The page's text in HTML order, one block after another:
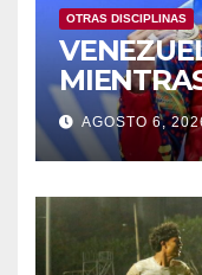
OTRAS DISCIPLINAS
AGOSTO 6,